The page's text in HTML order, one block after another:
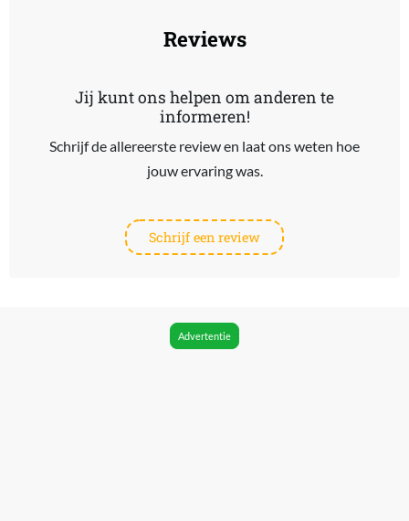
Reviews
Jij kunt ons helpen om anderen te
informeren!
Schrijf de allereerste review en laat ons weten hoe
jouw ervaring was.
Schrijf een review
Advertentie